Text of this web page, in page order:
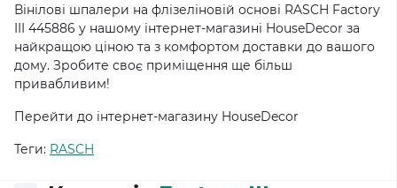
Вінілові шпалери на флізеліновій основі RASCH Factory
III 445886 у нашому інтернет-магазині HouseDecor за
найкращою ціною та з комфортом доставки до вашого
дому. Зробите своє приміщення ще більш
привабливим!
Перейти до інтернет-магазину HouseDecor
Теги: RASCH